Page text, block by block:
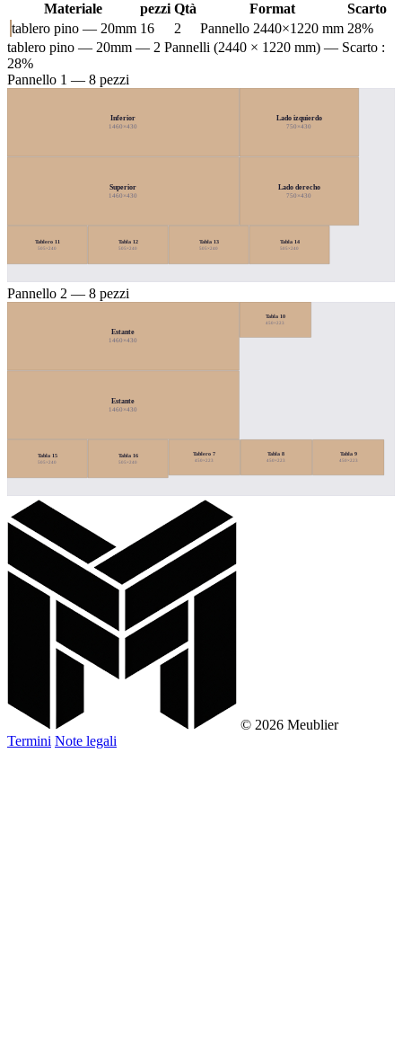
Materiale pezzi Qtà Format
Scarto
tablero pino — 20mm 16 2 Pannello 2440×1220 mm 28%
tablero pino — 20mm — 2 Pannelli (2440 × 1220 mm) — Scarto :
28%
Pannello 1 — 8 pezzi
Inferior
1460×430
Superior
1460×430
Lado izquierdo
750×430
Lado derecho
750×430
Tablero 11
505×240
Tabla 12
505×240
Tabla 13
505×240
Tabla 14
505×240
Pannello 2 — 8 pezzi
Estante
1460×430
Estante
1460×430
Tabla 15
505×240
Tabla 16
505×240
Tablero 7
450×223
Tabla 8
450×223
Tabla 9
450×223
Tabla 10
450×223
© 2026 Meublier
Termini Note legali